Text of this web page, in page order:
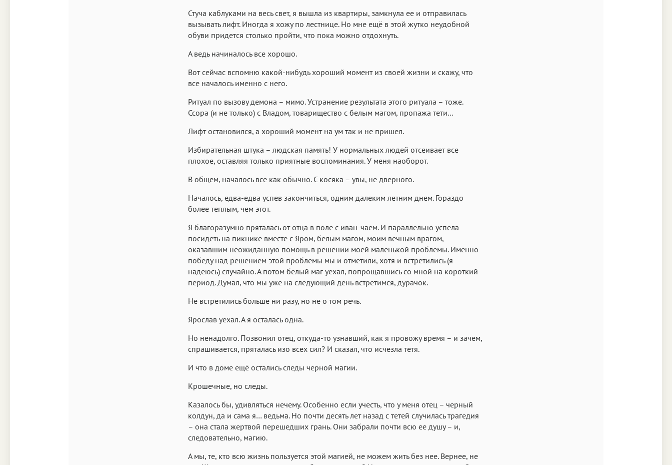
Стуча каблуками на весь свет, я вышла из квартиры, замкнула ее и отправилась
вызывать лифт. Иногда я хожу по лестнице. Но мне ещё в этой жутко неудобной
обуви придется столько пройти, что пока можно отдохнуть.
А ведь начиналось все хорошо.
Вот сейчас вспомню какой-нибудь хороший момент из своей жизни и скажу, что
все началось именно с него.
Ритуал по вызову демона – мимо. Устранение результата этого ритуала – тоже.
Ссора (и не только) с Владом, товарищество с белым магом, пропажа тети…
Лифт остановился, а хороший момент на ум так и не пришел.
Избирательная штука – людская память! У нормальных людей отсеивает все
плохое, оставляя только приятные воспоминания. У меня наоборот.
В общем, началось все как обычно. С косяка – увы, не дверного.
Началось, едва-едва успев закончиться, одним далеким летним днем. Гораздо
более теплым, чем этот.
Я благоразумно пряталась от отца в поле с иван-чаем. И параллельно успела
посидеть на пикнике вместе с Яром, белым магом, моим вечным врагом,
оказавшим неожиданную помощь в решении моей маленькой проблемы. Именно
победу над решением этой проблемы мы и отметили, хотя и встретились (я
надеюсь) случайно. А потом белый маг уехал, попрощавшись со мной на короткий
период. Думал, что мы уже на следующий день встретимся, дурачок.
Не встретились больше ни разу, но не о том речь.
Ярослав уехал. А я осталась одна.
Но ненадолго. Позвонил отец, откуда-то узнавший, как я провожу время – и зачем,
спрашивается, пряталась изо всех сил? И сказал, что исчезла тетя.
И что в доме ещё остались следы черной магии.
Крошечные, но следы.
Казалось бы, удивляться нечему. Особенно если учесть, что у меня отец – черный
колдун, да и сама я… ведьма. Но почти десять лет назад с тетей случилась трагедия
– она стала жертвой перешедших грань. Они забрали почти всю ее душу – и,
следовательно, магию.
А мы, те, кто всю жизнь пользуется этой магией, не можем жить без нее. Вернее, не